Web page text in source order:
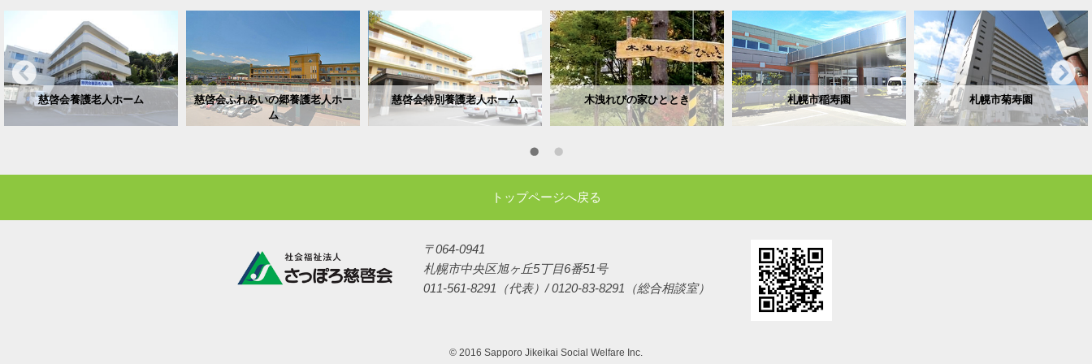
慈啓会養護老人ホーム
慈啓会ふれあいの郷養護老人ホー
ム
慈啓会特別養護老人ホーム 木洩れびの家ひととき 札幌市稲寿園 札幌市菊寿園
トップページへ戻る
〒064-0941
札幌市中央区旭ヶ丘5丁目6番51号
011-561-8291（代表）/ 0120-83-8291（総合相談室）
© 2016 Sapporo Jikeikai Social Welfare Inc.